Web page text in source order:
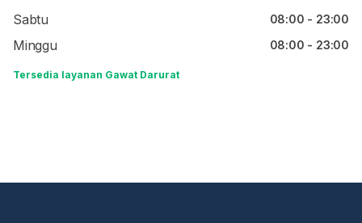
Sabtu 08:00 - 23:00
Minggu 08:00 - 23:00
Tersedia layanan Gawat Darurat